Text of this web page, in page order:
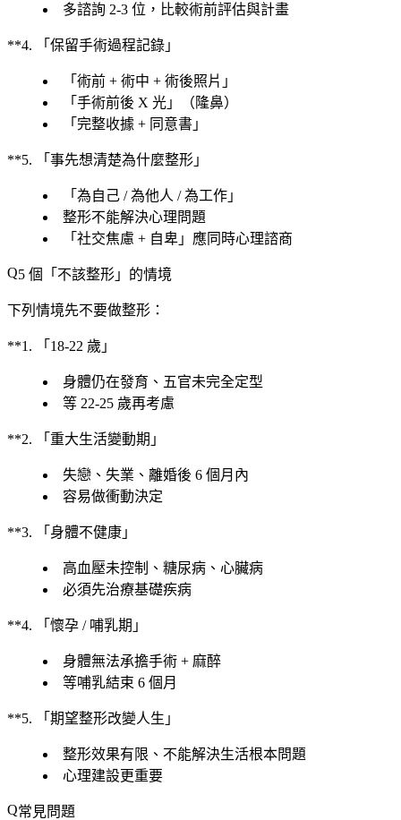
多諮詢 2-3 位 ，比較術前評估與計畫
**4. 「保留手術過程記錄」
「術前 + 術中 + 術後照片」
「 手術前後 X 光 」（隆鼻）
「 完整收據 + 同意書 」
**5. 「事先想清楚為什麼整形」
「 為自己 / 為他人 / 為工作 」
整形不能解決心理問題
「 社交焦慮 + 自卑 」應同時心理諮商
5 個「 不該整形 」的情境
下列情境先不要做整形：
**1. 「18-22 歲」
身體仍在發育、五官未完全定型
等 22-25 歲再考慮
**2. 「重大生活變動期」
失戀、失業、離婚後 6 個月內
容易做衝動決定
**3. 「身體不健康」
高血壓未控制、糖尿病、心臟病
必須先治療基礎疾病
**4. 「懷孕 / 哺乳期」
身體無法承擔手術 + 麻醉
等哺乳結束 6 個月
**5. 「期望整形改變人生」
整形效果有限、不能解決生活根本問題
心理建設更重要
常見問題